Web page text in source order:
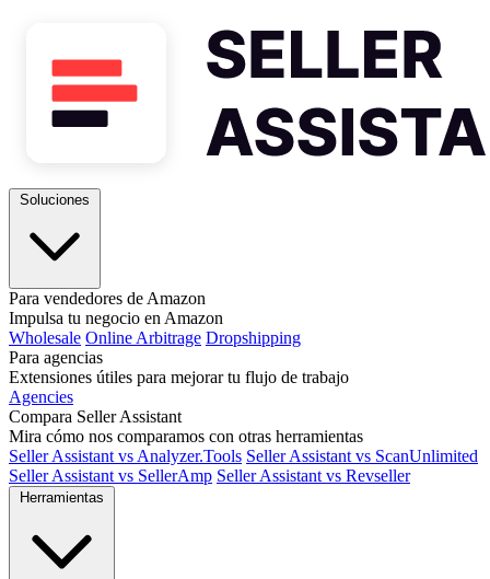
Para vendedores de Amazon
Impulsa tu negocio en Amazon
Wholesale Online Arbitrage Dropshipping
Para agencias
Extensiones útiles para mejorar tu flujo de trabajo
Agencies
Compara Seller Assistant
Mira cómo nos comparamos con otras herramientas
Seller Assistant vs Analyzer.Tools Seller Assistant vs ScanUnlimited
Seller Assistant vs SellerAmp Seller Assistant vs Revseller